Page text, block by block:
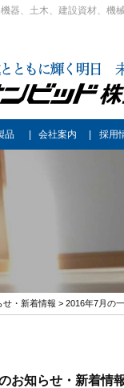
機器、土木、建設資材、
品 会社案内 採用
せ・新着情報 > 2016年7月の
お知らせ・新着情